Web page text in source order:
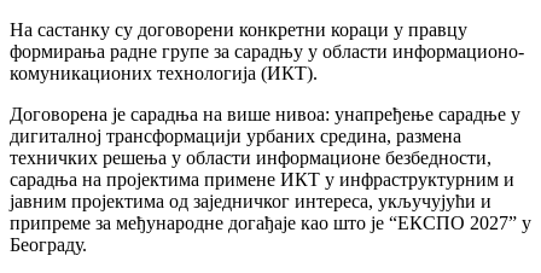
На састанку су договорени конкретни кораци у правцу
формирања радне групе за сарадњу у области информационо-
комуникационих технологија (ИКТ).
Договорена је сарадња на више нивоа: унапређење сарадње у
дигиталној трансформацији урбаних средина, размена
техничких решења у области информационе безбедности,
сарадња на пројектима примене ИКТ у инфраструктурним и
јавним пројектима од заједничког интереса, укључујући и
припреме за међународне догађаје као што је “ЕКСПО 2027” у
Београду.